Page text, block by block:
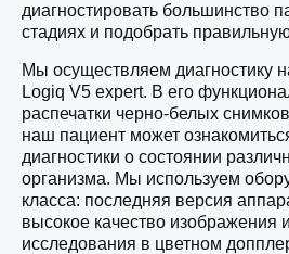
диагностировать большинство
стадиях и подобрать
Мы осуществляем диагностику
Logiq V5 expert. В его
распечатки черно-белых
наш пациент может
диагностики о состоянии
организма. Мы используем
класса: последняя версия
высокое качество изображения
исследования в цветном